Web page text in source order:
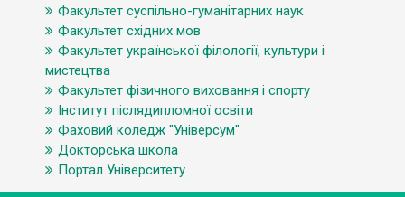
Факультет суспільно-гуманітарних наук
Факультет східних мов
Факультет української філології, культури і
мистецтва
Факультет фізичного виховання і спорту
Інститут післядипломної освіти
Фаховий коледж "Універсум"
Докторська школа
Портал Університету